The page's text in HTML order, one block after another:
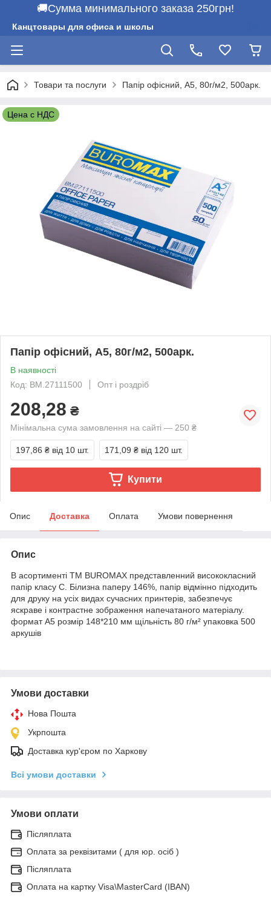
🚚Сумма минимального заказа 250грн!
Канцтовары для офиса и школы
Товари та послуги Папір офісний, А5, 80г/м2, 500арк.
Цена с НДС
Папір офісний, А5, 80г/м2, 500арк.
В наявності
Код: BM.27111500
Опт і роздріб
208,28 ₴
Мінімальна сума замовлення на сайті — 250 ₴
197,86 ₴ від 10 шт. 171,09 ₴ від 120 шт.
Купити
Опис Доставка Оплата Умови повернення
Опис
В асортименті TM BUROMAX представленний висококласний
папір класу С. Білизна паперу 146%, папір відмінно підходить
для друку на усіх видах сучасних принтерів, забезпечує
яскраве і контрастне зображення напечатаного матеріалу.
формат А5 розмір 148*210 мм щільність 80 г/м² упаковка 500
аркушів
Умови доставки
Нова Пошта
Укрпошта
Доставка кур'єром по Харкову
Всі умови доставки
Умови оплати
Післяплата
Оплата за реквізитами ( для юр. осіб )
Післяплата
Оплата на картку Visa\MasterCard (IBAN)